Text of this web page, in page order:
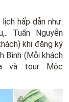
hấp dẫn như:
Tuấn Nguyễn
khi đăng ký
Bình (Mỗi khách
và tour Mộc